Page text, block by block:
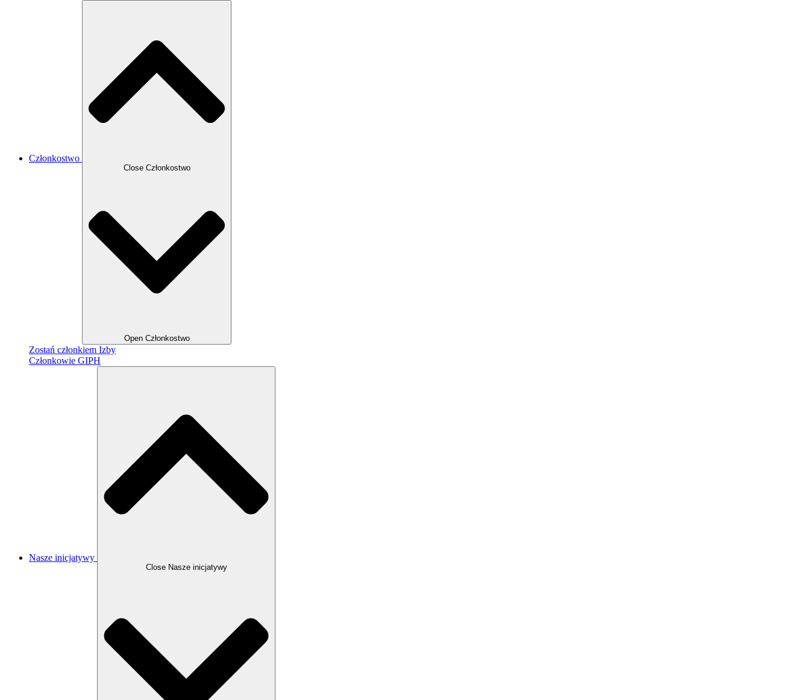
Członkostwo
Close Członkostwo
Open Członkostwo
Zostań członkiem Izby
Członkowie GIPH
Nasze inicjatywy
Close Nasze inicjatywy